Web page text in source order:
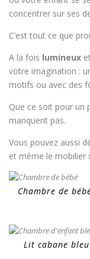
concentrer sur ses
C’est tout ce que
A la fois lumineux
votre imagination :
motifs ou avec des
Que ce soit pour un
manquent pas.
Vous pouvez aussi
et même le mobilier
Chambre de
Lit cabane